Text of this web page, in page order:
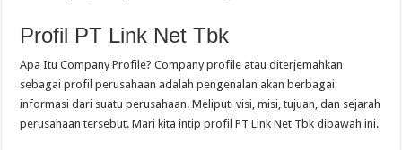
Profil PT Link Net Tbk
Apa Itu Company Profile? Company profile atau diterjemahkan
sebagai profil perusahaan adalah pengenalan akan berbagai
informasi dari suatu perusahaan. Meliputi visi, misi, tujuan, dan sejarah
perusahaan tersebut. Mari kita intip profil PT Link Net Tbk dibawah ini.